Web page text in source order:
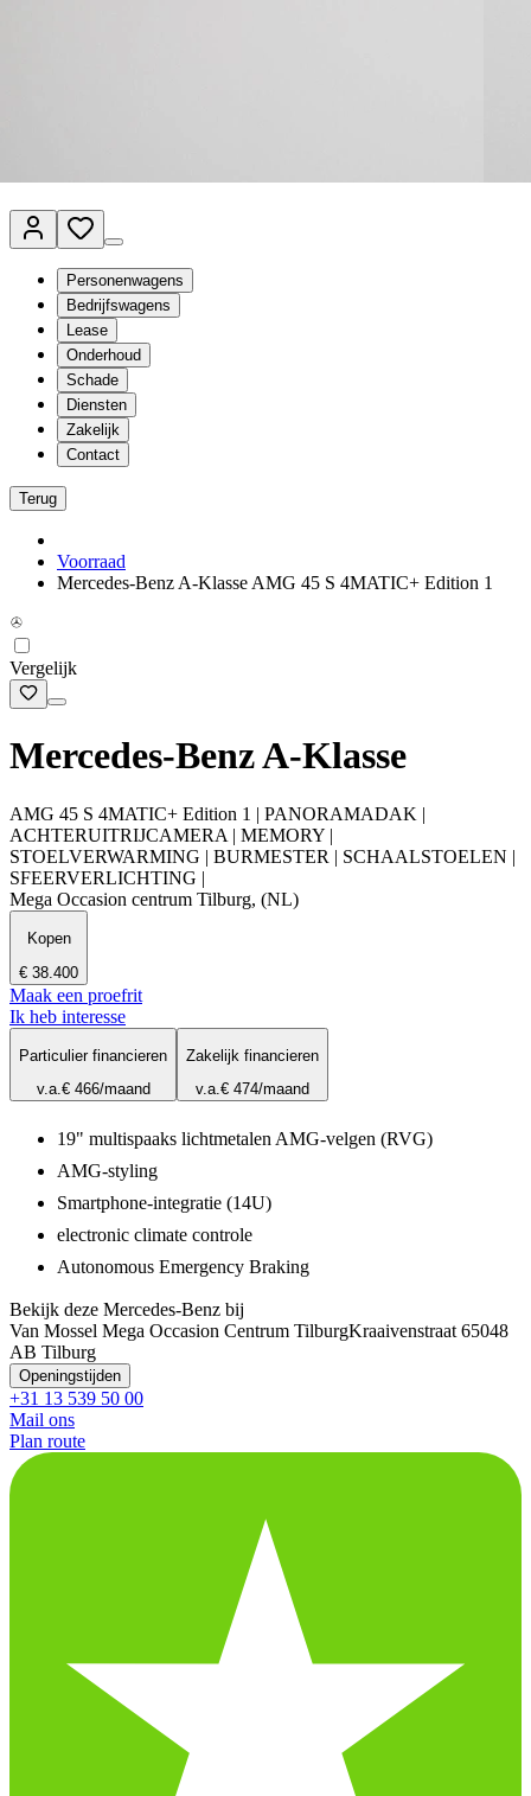
Personenwagens
Bedrijfswagens
Lease
Onderhoud
Schade
Diensten
Zakelijk
Contact
Terug
Voorraad
Mercedes-Benz A-Klasse AMG 45 S 4MATIC+ Edition 1
Vergelijk
Mercedes-Benz A-Klasse
AMG 45 S 4MATIC+ Edition 1 | PANORAMADAK |
ACHTERUITRIJCAMERA | MEMORY |
STOELVERWARMING | BURMESTER | SCHAALSTOELEN |
SFEERVERLICHTING |
Mega Occasion centrum Tilburg, (NL)
Kopen
€ 38.400
Maak een proefrit
Ik heb interesse
Particulier financieren
v.a.€ 466/maand
Zakelijk financieren
v.a.€ 474/maand
19" multispaaks lichtmetalen AMG-velgen (RVG)
AMG-styling
Smartphone-integratie (14U)
electronic climate controle
Autonomous Emergency Braking
Bekijk deze Mercedes-Benz bij
Van Mossel Mega Occasion Centrum TilburgKraaivenstraat 65048
AB Tilburg
Openingstijden
+31 13 539 50 00
Mail ons
Plan route